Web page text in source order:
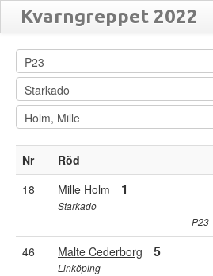
Kvarngreppet 2022
Anmälda
Matcher
Resultat
Översikt
Turneringar
Nr Röd
18
Mille Holm 1
Starkado
P23
46 Malte Cederborg 5
Linköping